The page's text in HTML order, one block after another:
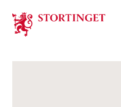
Stortinget.no